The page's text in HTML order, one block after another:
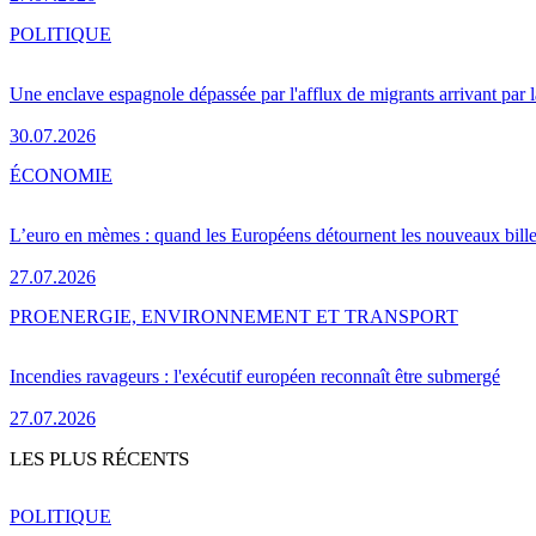
Une enclave espagnole dépassée par l'afflux de migrants arrivant par
30.07.2026
POLITIQUE
L’euro en mèmes : quand les Européens détournent les nouveaux
27.07.2026
ÉCONOMIE
Incendies ravageurs : l'exécutif européen reconnaît être submergé
27.07.2026
PROENERGIE, ENVIRONNEMENT ET TRANSPORT
LES PLUS RÉCENTS
POLITIQUE